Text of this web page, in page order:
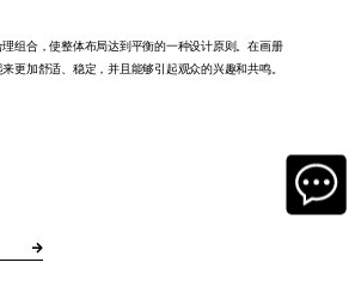
组合，使整体布局达到平衡的一种设计原则。在画册
更加舒适、稳定，并且能够引起观众的兴趣和共鸣。